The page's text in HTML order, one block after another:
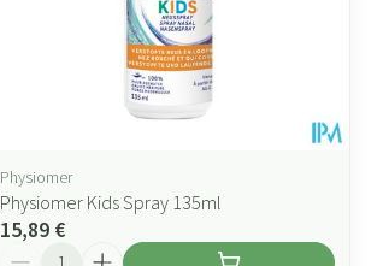
Physiomer
Physiomer Kids Spray 135ml
15,89 €
Quantité